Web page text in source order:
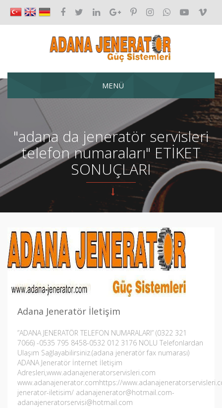
MENÜ
"adana da jeneratör servisleri
telefon numaraları" ETİKET
SONUÇLARI
Adana Jeneratör İletişim
”ADANA JENERATÖR TELEFON NUMARALARI” (0322 321
7066) -0535 795 8458-0532 012 3176 NOLU Telefonlardan
Ulaşım Sağlayabilirsiniz.(adana jeneratör fax numarası)
ADANA Jeneratör İnternet İletişim
Adresleri,www.adanajeneratorservisleri.com
www.adanajenerator.comhttps://
jenerator-iletisim/ adanajenerator@hotmail.com-
adanajeneratorservisi@hotmail.com